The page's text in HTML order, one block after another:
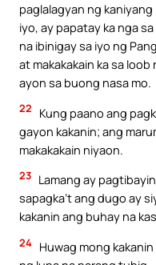
paglalagyan ng
iyo, ay papatay ka nga
na ibinigay sa iyo ng
at makakakain ka sa
ayon sa buong nasa mo.
22
Kung paano ang
gayon kakanin; ang
makakakain niyaon.
23 Lamang ay
sapagka’t ang dugo ay
kakanin ang buhay na
24 Huwag mong